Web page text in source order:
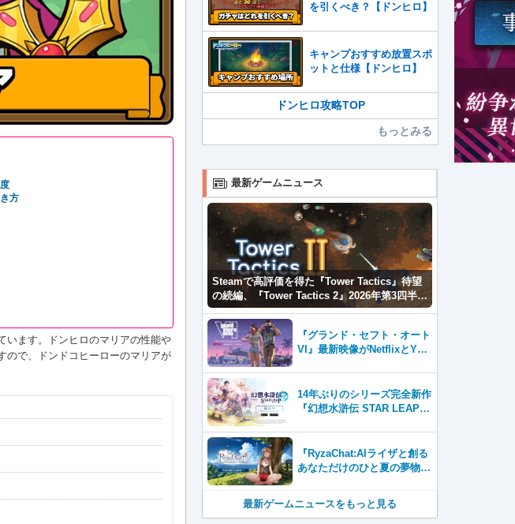
方
います。ドンヒロのマリアの性能や
ので、ドンドコヒーローのマリアが
を引くべき？【ドンヒロ】
キャンプおすすめ放置スポ
ットと仕様【ドンヒロ】
ドンヒロ攻略TOP
もっとみる
最新ゲームニュース
Steamで高評価を得た『Tower Tactics』待望
の続編、『Tower Tactics 2』2026年第3四半期
に早期アクセス開始
『グランド・セフト・オート
VI』最新映像がNetflixとYou
14年ぶりのシリーズ完全新作
『幻想水滸伝 STAR LEAP』
『RyzaChat:AIライザと創る
あなただけのひと夏の夢物
テムはこれまでにない新鮮な
最新ゲームニュースをもっと見る